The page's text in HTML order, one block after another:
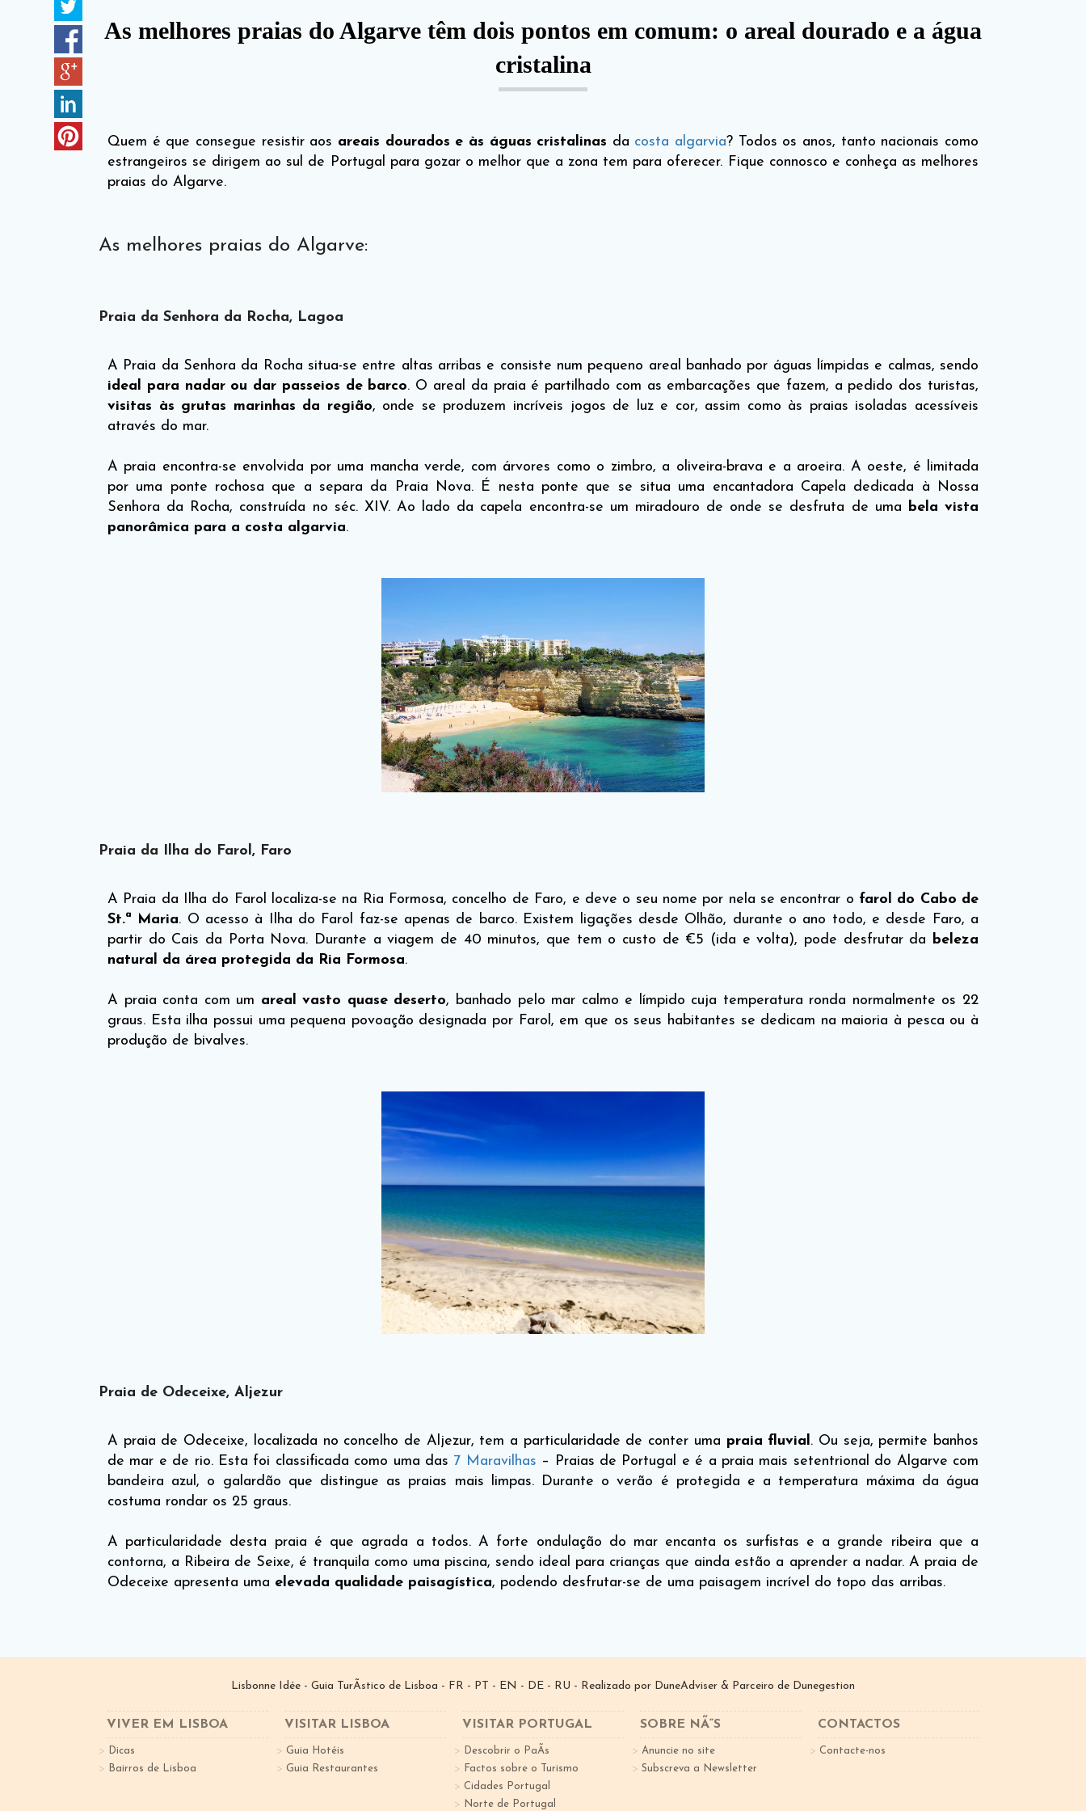
As melhores praias do Algarve têm dois pontos em comum: o areal dourado e a água
cristalina
Quem é que consegue resistir aos areais dourados e às águas cristalinas da costa algarvia? Todos os anos, tanto nacionais como
estrangeiros se dirigem ao sul de Portugal para gozar o melhor que a zona tem para oferecer. Fique connosco e conheça as melhores
praias do Algarve.
As melhores praias do Algarve:
Praia da Senhora da Rocha, Lagoa
A Praia da Senhora da Rocha situa-se entre altas arribas e consiste num pequeno areal banhado por águas límpidas e calmas, sendo
ideal para nadar ou dar passeios de barco. O areal da praia é partilhado com as embarcações que fazem, a pedido dos turistas,
visitas às grutas marinhas da região, onde se produzem incríveis jogos de luz e cor, assim como às praias isoladas acessíveis
através do mar.
A praia encontra-se envolvida por uma mancha verde, com árvores como o zimbro, a oliveira-brava e a aroeira. A oeste, é limitada
por uma ponte rochosa que a separa da Praia Nova. É nesta ponte que se situa uma encantadora Capela dedicada à Nossa
Senhora da Rocha, construída no séc. XIV. Ao lado da capela encontra-se um miradouro de onde se desfruta de uma bela vista
panorâmica para a costa algarvia.
Praia da Ilha do Farol, Faro
A Praia da Ilha do Farol localiza-se na Ria Formosa, concelho de Faro, e deve o seu nome por nela se encontrar o farol do Cabo de
St.ª Maria. O acesso à Ilha do Farol faz-se apenas de barco. Existem ligações desde Olhão, durante o ano todo, e desde Faro, a
partir do Cais da Porta Nova. Durante a viagem de 40 minutos, que tem o custo de €5 (ida e volta), pode desfrutar da beleza
natural da área protegida da Ria Formosa.
A praia conta com um areal vasto quase deserto, banhado pelo mar calmo e límpido cuja temperatura ronda normalmente os 22
graus. Esta ilha possui uma pequena povoação designada por Farol, em que os seus habitantes se dedicam na maioria à pesca ou à
produção de bivalves.
Praia de Odeceixe, Aljezur
A praia de Odeceixe, localizada no concelho de Aljezur, tem a particularidade de conter uma praia fluvial. Ou seja, permite banhos
de mar e de rio. Esta foi classificada como uma das 7 Maravilhas – Praias de Portugal e é a praia mais setentrional do Algarve com
bandeira azul, o galardão que distingue as praias mais limpas. Durante o verão é protegida e a temperatura máxima da água
costuma rondar os 25 graus.
A particularidade desta praia é que agrada a todos. A forte ondulação do mar encanta os surfistas e a grande ribeira que a
contorna, a Ribeira de Seixe, é tranquila como uma piscina, sendo ideal para crianças que ainda estão a aprender a nadar. A praia de
Odeceixe apresenta uma elevada qualidade paisagística, podendo desfrutar-se de uma paisagem incrível do topo das arribas.
Lisbonne Idée - Guia TurÃ­stico de Lisboa - FR - PT - EN - DE - RU - Realizado por DuneAdviser & Parceiro de Dunegestion
VIVER EM LISBOA
Dicas
Bairros de Lisboa
VISITAR LISBOA
Guia Hotéis
Guia Restaurantes
VISITAR PORTUGAL
Descobrir o PaÃ­s
Factos sobre o Turismo
Cidades Portugal
Norte de Portugal
SOBRE NÃ“S
Anuncie no site
Subscreva a Newsletter
CONTACTOS
Contacte-nos